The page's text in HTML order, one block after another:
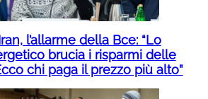
l’allarme della Bce: “Lo
brucia i risparmi delle
chi paga il prezzo più alto”